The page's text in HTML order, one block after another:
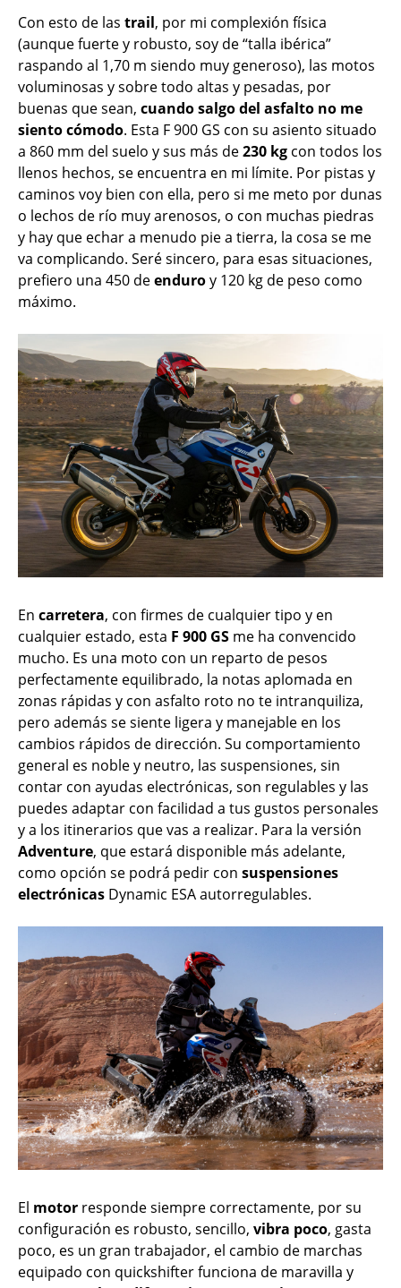
Con esto de las trail, por mi complexión física
(aunque fuerte y robusto, soy de “talla ibérica”
raspando al 1,70 m siendo muy generoso), las motos
voluminosas y sobre todo altas y pesadas, por
buenas que sean, cuando salgo del asfalto no me
siento cómodo. Esta F 900 GS con su asiento situado
a 860 mm del suelo y sus más de230 kg con todos los
llenos hechos, se encuentra en mi límite. Por pistas y
caminos voy bien con ella, pero si me meto por dunas
o lechos de río muy arenosos, o con muchas piedras
y hay que echar a menudo pie a tierra, la cosa se me
va complicando. Seré sincero, para esas situaciones,
prefiero una 450 deenduroy 120 kg de peso como
máximo.
En carretera, con firmes de cualquier tipo y en
cualquier estado, esta F 900 GS me ha convencido
mucho. Es una moto con un reparto de pesos
perfectamente equilibrado, la notas aplomada en
zonas rápidas y con asfalto roto no te intranquiliza,
pero además se siente ligera y manejable en los
cambios rápidos de dirección. Su comportamiento
general es noble y neutro, las suspensiones, sin
contar con ayudas electrónicas, son regulables y las
puedes adaptar con facilidad a tus gustos personales
y a los itinerarios que vas a realizar. Para la versión
Adventure, que estará disponible más adelante,
como opción se podrá pedir con suspensiones
electrónicas Dynamic ESA autorregulables.
El motor responde siempre correctamente, por su
configuración es robusto, sencillo, vibra poco, gasta
poco, es un gran trabajador, el cambio de marchas
equipado con quickshifter funciona de maravilla y